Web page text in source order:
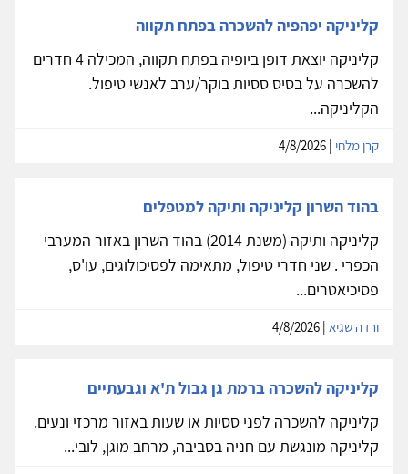
קליניקה יפהפיה להשכרה בפתח תקווה
קליניקה יוצאת דופן ביופיה בפתח תקווה, המכילה 4 חדרים
להשכרה על בסיס ססיות בוקר/ערב לאנשי טיפול.
הקליניקה...
קרן מלחי
בהוד השרון קליניקה ותיקה למטפלים
קליניקה ותיקה (משנת 2014) בהוד השרון באזור המערבי
הכפרי . שני חדרי טיפול, מתאימה לפסיכולוגים, עו'ס,
פסיכיאטרים...
ורדה שגיא
קליניקה להשכרה ברמת גן גבול ת'א וגבעתיים
קליניקה להשכרה לפני ססיות או שעות באזור מרכזי ונעים.
קליניקה מונגשת עם חניה בסביבה, מרחב מוגן, לובי...